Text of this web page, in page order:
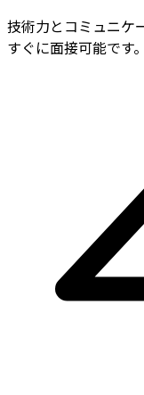
技術力とコミュニケ
すぐに面接可能です。